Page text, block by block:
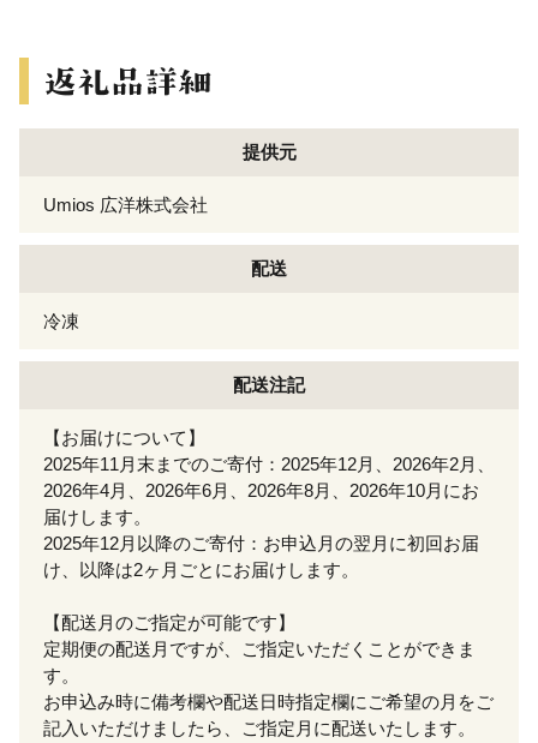
提供元
Umios 広洋株式会社
配送
冷凍
配送注記
【お届けについて】
2025年11月末までのご寄付：2025年12月、2026年2月、
2026年4月、2026年6月、2026年8月、2026年10月にお
届けします。
2025年12月以降のご寄付：お申込月の翌月に初回お届
け、以降は2ヶ月ごとにお届けします。
【配送月のご指定が可能です】
定期便の配送月ですが、ご指定いただくことができま
す。
お申込み時に備考欄や配送日時指定欄にご希望の月をご
記入いただけましたら、ご指定月に配送いたします。